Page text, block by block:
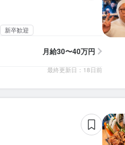
新卒歓迎
月給30〜40万円
最終更新日：18日前